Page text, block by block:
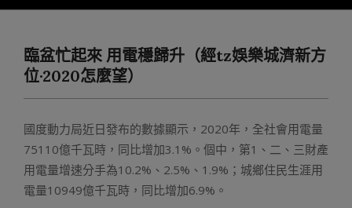
Menu臨盆忙起來 用電穩歸升（經tz娛樂城濟新方
位·2020怎麼望）
國度動力局近日發布的數據顯示，2020年，全社會用電量
75110億千瓦時，同比增加3.1%。個中，第1、二、三財產
用電量增速分手為10.2%、2.5%、1.9%；城鄉住民生涯用
電量10949億千瓦時，同比增加6.9%。